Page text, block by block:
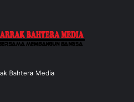
Bahtera Media